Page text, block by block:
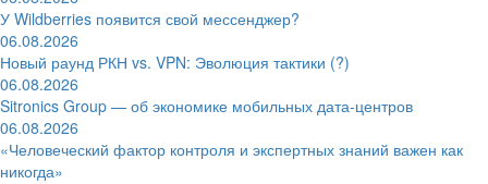
У Wildberries появится свой мессенджер?
06.08.2026
Новый раунд РКН vs. VPN: Эволюция тактики (?)
06.08.2026
Sitronics Group — об экономике мобильных дата-центров
06.08.2026
«Человеческий фактор контроля и экспертных знаний важен как
никогда»